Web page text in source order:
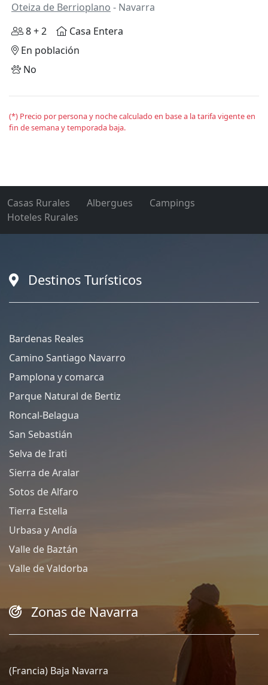
Oteiza de Berrioplano - Navarra
8 + 2
Casa Entera
En población
No
(*) Precio por persona y noche calculado en base a la tarifa vigente en
fin de semana y temporada baja.
Casas Rurales Albergues
Campings
Hoteles Rurales
Destinos Turísticos
Bardenas Reales
Camino Santiago Navarro
Pamplona y comarca
Parque Natural de Bertiz
Roncal-Belagua
San Sebastián
Selva de Irati
Sierra de Aralar
Sotos de Alfaro
Tierra Estella
Urbasa y Andía
Valle de Baztán
Valle de Valdorba
Zonas de Navarra
(Francia) Baja Navarra